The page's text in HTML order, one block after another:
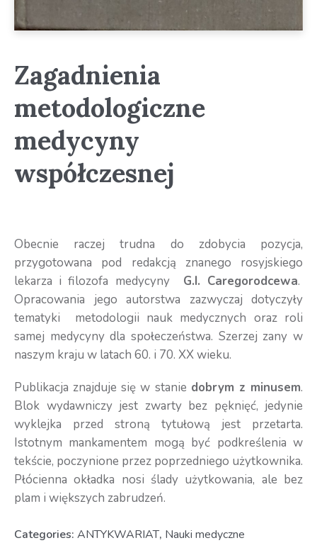
Zagadnienia
metodologiczne
medycyny
współczesnej
Obecnie raczej trudna do zdobycia pozycja,
przygotowana pod redakcją znanego rosyjskiego
lekarza i filozofa medycyny
G.I. Caregorodcewa.
Opracowania jego autorstwa zazwyczaj dotyczyły
tematyki metodologii nauk medycznych oraz roli
samej medycyny dla społeczeństwa. Szerzej zany w
naszym kraju w latach 60. i 70. XX wieku.
Publikacja znajduje się w stanie dobrym z minusem.
Blok wydawniczy jest zwarty bez pęknięć, jedynie
wyklejka przed stroną tytułową jest przetarta.
Istotnym mankamentem mogą być podkreślenia w
tekście, poczynione przez poprzedniego użytkownika.
Płócienna okładka nosi ślady użytkowania, ale bez
plam i większych zabrudzeń.
Categories: ANTYKWARIAT, Nauki medyczne